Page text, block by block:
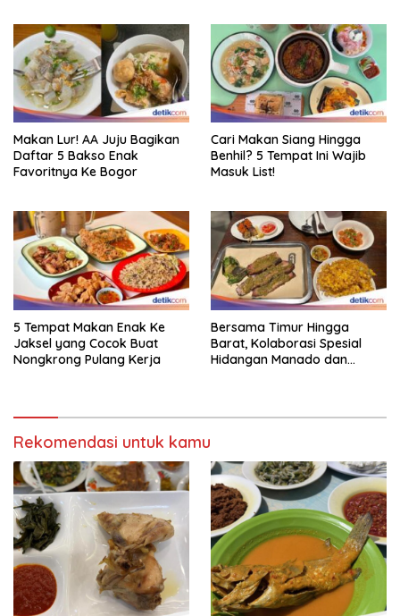
Makan Lur! AA Juju Bagikan
Daftar 5 Bakso Enak
Favoritnya Ke Bogor
Cari Makan Siang Hingga
Benhil? 5 Tempat Ini Wajib
Masuk List!
5 Tempat Makan Enak Ke
Jaksel yang Cocok Buat
Nongkrong Pulang Kerja
Bersama Timur Hingga
Barat, Kolaborasi Spesial
Hidangan Manado dan
Rekomendasi untuk kamu